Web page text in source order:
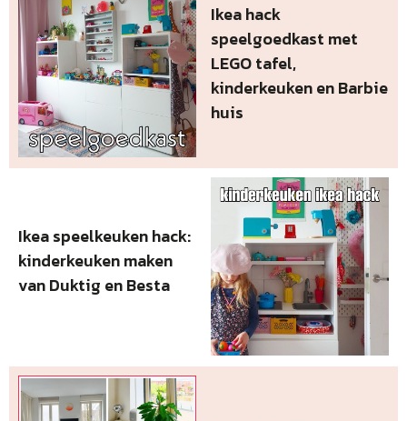
Ikea hack
speelgoedkast met
LEGO tafel,
kinderkeuken en Barbie
huis
Ikea speelkeuken hack:
kinderkeuken maken
van Duktig en Besta